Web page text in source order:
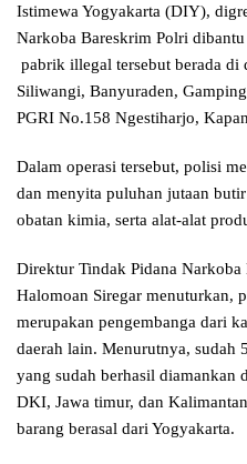
Istimewa Yogyakarta (DIY),
Narkoba Bareskrim Polri
pabrik illegal tersebut berada di
Siliwangi, Banyuraden,
PGRI No.158 Ngestiharjo,
Dalam operasi tersebut, polisi
dan menyita puluhan jutaan
obatan kimia, serta alat-alat
Direktur Tindak Pidana
Halomoan Siregar menuturkan,
merupakan pengembanga dari
daerah lain. Menurutnya, sudah
yang sudah berhasil diamankan
DKI, Jawa timur, dan
barang berasal dari Yogyakarta.